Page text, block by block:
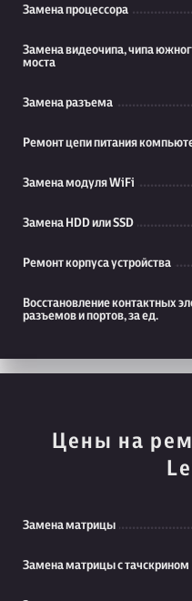
Замена процессора
Замена видеочипа, чипа
моста
Замена разъема
Ремонт цепи питания
Замена модуля WiFi
Замена HDD или SSD
Ремонт корпуса устройства
Восстановление контактных
разъемов и портов, за ед.
Цены на
Замена матрицы
Замена матрицы с тачскрином